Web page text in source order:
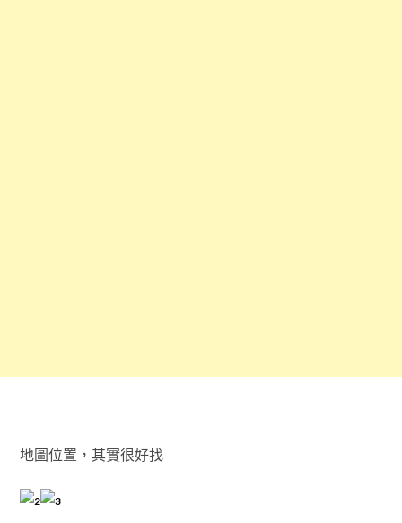
地圖位置，其實很好找